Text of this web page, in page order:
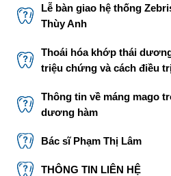
Lễ bàn giao hệ thống
Thùy Anh
Thoái hóa khớp thái
triệu chứng và cách điều
Thông tin về máng mago
dương hàm
Bác sĩ Phạm Thị Lâm
THÔNG TIN LIÊN HỆ